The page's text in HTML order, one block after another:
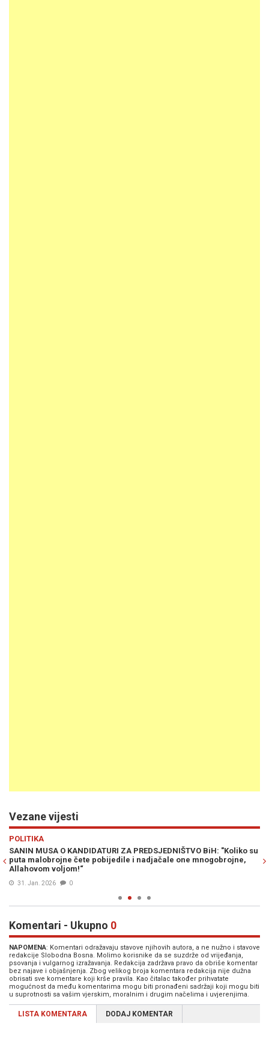
Vezane vijesti
"Koliko su KONKURENCIJA RASTE: Najavljene još dvije kandidature
Predsjedništva BiH
27. Jan. 2026
Komentari - Ukupno 0
NAPOMENA: Komentari odražavaju stavove njihovih autora, a ne nužno i stavove
redakcije Slobodna Bosna. Molimo korisnike da se suzdrže od vrijeđanja,
psovanja i vulgarnog izražavanja. Redakcija zadržava pravo da obriše komentar
bez najave i objašnjenja. Zbog velikog broja komentara redakcija nije dužna
obrisati sve komentare koji krše pravila. Kao čitalac također prihvatate
mogućnost da među komentarima mogu biti pronađeni sadržaji koji mogu biti
u suprotnosti sa vašim vjerskim, moralnim i drugim načelima i uvjerenjima.
LISTA KOMENTARA DODAJ KOMENTAR